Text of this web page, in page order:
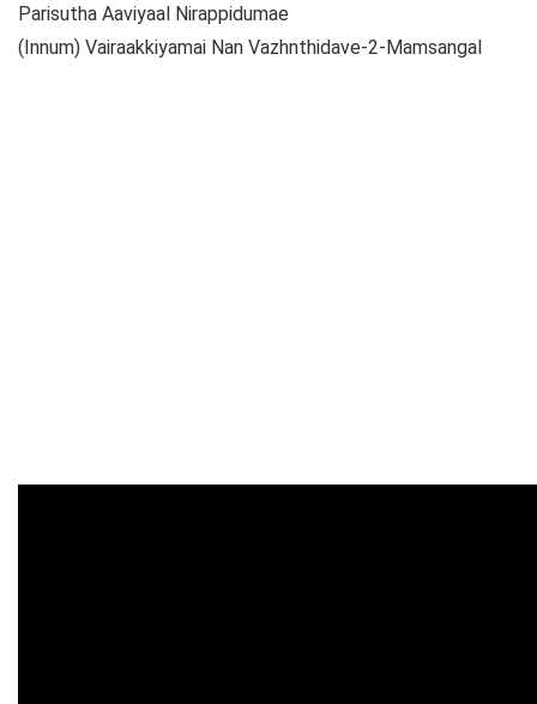
Parisutha Aaviyaal Nirappidumae
(Innum) Vairaakkiyamai Nan Vazhnthidave-2-Mamsangal